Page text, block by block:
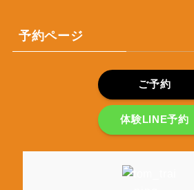
予約ページ
ご予約
体験LINE予約